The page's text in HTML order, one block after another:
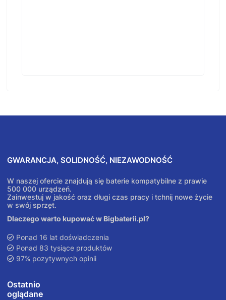
GWARANCJA, SOLIDNOŚĆ, NIEZAWODNOŚĆ
W naszej ofercie znajdują się baterie kompatybilne z prawie
500 000 urządzeń.
Zainwestuj w jakość oraz długi czas pracy i tchnij nowe życie
w swój sprzęt.
Dlaczego warto kupować w Bigbaterii.pl?
Ponad 16 lat doświadczenia
Ponad 83 tysiące produktów
97% pozytywnych opinii
Ostatnio
oglądane